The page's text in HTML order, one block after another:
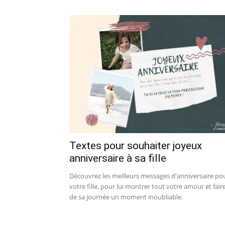
Textes pour souhaiter joyeux
anniversaire à sa fille
Découvrez les meilleurs messages d'anniversaire
votre fille, pour lui montrer tout votre amour et
de sa journée un moment inoubliable.